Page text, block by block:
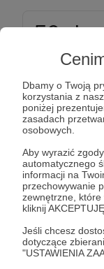
Dbamy o Twoją
korzystania z
poniżej
zasadach
osobowych.
Aby wyrazić
automatycznego
informacji na
przechowywanie
zewnętrzne, które
kliknij
Jeśli chcesz
dotyczące
"USTAWIENIA
50 zł
całą butelkę
moją pracę za
bonusami o
tworzeniu
kwartał,
prawniczo-
postaram się
specjalną
dostęp do